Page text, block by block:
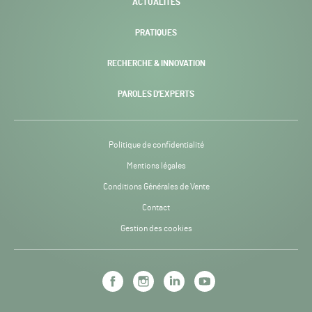
ACTUALITÉS
PRATIQUES
RECHERCHE & INNOVATION
PAROLES D’EXPERTS
Politique de confidentialité
Mentions légales
Conditions Générales de Vente
Contact
Gestion des cookies